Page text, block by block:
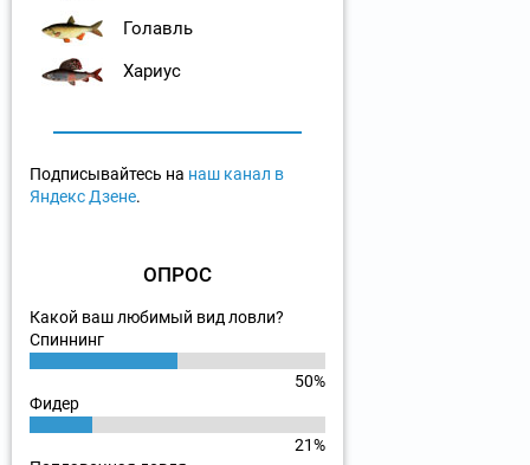
Голавль
Хариус
Подписывайтесь на наш канал в
Яндекс Дзене.
ОПРОС
Какой ваш любимый вид ловли?
Спиннинг
50%
Фидер
21%